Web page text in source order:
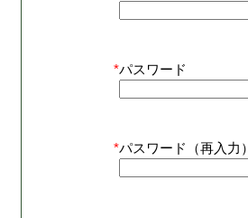
*パスワード
*パスワード（再入力）